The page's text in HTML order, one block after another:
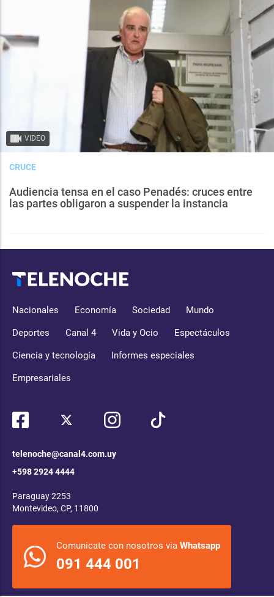
VIDEO
CRUCE
Audiencia tensa en el caso Penadés: cruces entre
las partes obligaron a suspender la instancia
Nacionales Economía Sociedad Mundo
Deportes Canal 4 Vida y Ocio Espectáculos
Ciencia y tecnología Informes especiales
Empresariales
telenoche@canal4.com.uy
+598 2924 4444
Paraguay 2253
Montevideo, CP, 11800
Comunicate con nosotros via Whatsapp
091 444 001